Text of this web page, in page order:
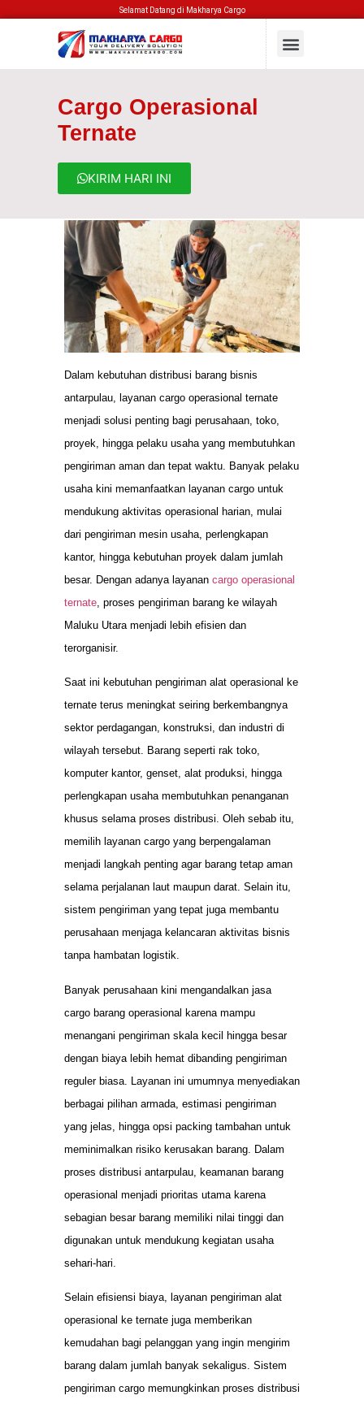
Selamat Datang di Makharya Cargo
Cargo Operasional
Ternate
KIRIM HARI INI
Dalam kebutuhan distribusi barang bisnis
antarpulau, layanan cargo operasional ternate
menjadi solusi penting bagi perusahaan, toko,
proyek, hingga pelaku usaha yang membutuhkan
pengiriman aman dan tepat waktu. Banyak pelaku
usaha kini memanfaatkan layanan cargo untuk
mendukung aktivitas operasional harian, mulai
dari pengiriman mesin usaha, perlengkapan
kantor, hingga kebutuhan proyek dalam jumlah
besar. Dengan adanya layanan cargo operasional
ternate, proses pengiriman barang ke wilayah
Maluku Utara menjadi lebih efisien dan
terorganisir.
Saat ini kebutuhan pengiriman alat operasional ke
ternate terus meningkat seiring berkembangnya
sektor perdagangan, konstruksi, dan industri di
wilayah tersebut. Barang seperti rak toko,
komputer kantor, genset, alat produksi, hingga
perlengkapan usaha membutuhkan penanganan
khusus selama proses distribusi. Oleh sebab itu,
memilih layanan cargo yang berpengalaman
menjadi langkah penting agar barang tetap aman
selama perjalanan laut maupun darat. Selain itu,
sistem pengiriman yang tepat juga membantu
perusahaan menjaga kelancaran aktivitas bisnis
tanpa hambatan logistik.
Banyak perusahaan kini mengandalkan jasa
cargo barang operasional karena mampu
menangani pengiriman skala kecil hingga besar
dengan biaya lebih hemat dibanding pengiriman
reguler biasa. Layanan ini umumnya menyediakan
berbagai pilihan armada, estimasi pengiriman
yang jelas, hingga opsi packing tambahan untuk
meminimalkan risiko kerusakan barang. Dalam
proses distribusi antarpulau, keamanan barang
operasional menjadi prioritas utama karena
sebagian besar barang memiliki nilai tinggi dan
digunakan untuk mendukung kegiatan usaha
sehari-hari.
Selain efisiensi biaya, layanan pengiriman alat
operasional ke ternate juga memberikan
kemudahan bagi pelanggan yang ingin mengirim
barang dalam jumlah banyak sekaligus. Sistem
pengiriman cargo memungkinkan proses distribusi